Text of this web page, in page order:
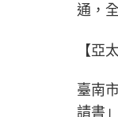
通，
【亞
臺南
請書